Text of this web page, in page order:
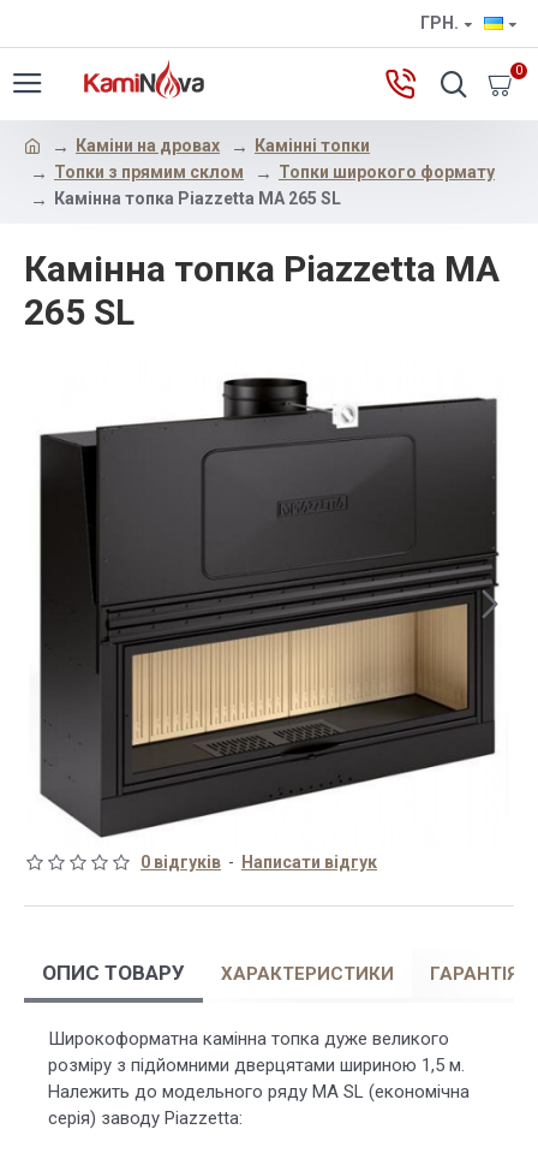
ГРН.
0
Каміни на дровах
Камінні топки
Топки з прямим склом
Топки широкого формату
Камінна топка Piazzetta MA 265 SL
Камінна топка Piazzetta MA
265 SL
0 відгуків - Написати відгук
ОПИС ТОВАРУ ХАРАКТЕРИСТИКИ ГАРАНТІЯ
Широкоформатна камінна топка дуже великого
розміру з підйомними дверцятами шириною 1,5 м.
Належить до модельного ряду MA SL (економічна
серія) заводу Piazzetta: